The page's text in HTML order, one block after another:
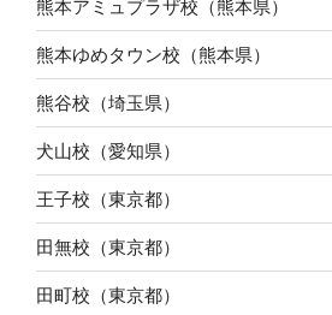
熊本アミュプラザ校（熊本県）
熊本ゆめタウン校（熊本県）
熊谷校（埼玉県）
犬山校（愛知県）
王子校（東京都）
田無校（東京都）
田町校（東京都）